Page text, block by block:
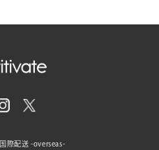
国際配送 -overseas-